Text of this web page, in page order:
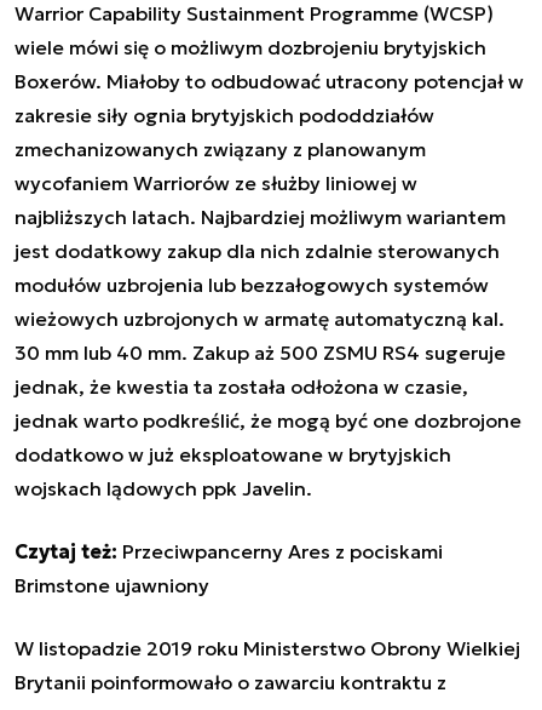
Warrior Capability Sustainment Programme (WCSP)
wiele mówi się o możliwym dozbrojeniu brytyjskich
Boxerów. Miałoby to odbudować utracony potencjał w
zakresie siły ognia brytyjskich pododdziałów
zmechanizowanych związany z planowanym
wycofaniem Warriorów ze służby liniowej w
najbliższych latach. Najbardziej możliwym wariantem
jest dodatkowy zakup dla nich zdalnie sterowanych
modułów uzbrojenia lub bezzałogowych systemów
wieżowych uzbrojonych w armatę automatyczną kal.
30 mm lub 40 mm. Zakup aż 500 ZSMU RS4 sugeruje
jednak, że kwestia ta została odłożona w czasie,
jednak warto podkreślić, że mogą być one dozbrojone
dodatkowo w już eksploatowane w brytyjskich
wojskach lądowych ppk Javelin.
Czytaj też: Przeciwpancerny Ares z pociskami
Brimstone ujawniony
W listopadzie 2019 roku Ministerstwo Obrony Wielkiej
Brytanii poinformowało o zawarciu kontraktu z